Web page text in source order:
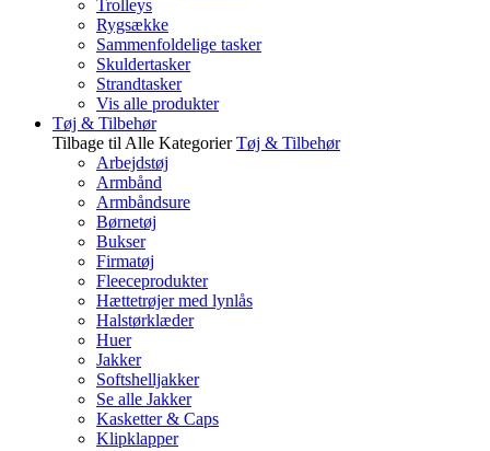
Trolleys
Rygsække
Sammenfoldelige tasker
Skuldertasker
Strandtasker
Vis alle produkter
Tøj & Tilbehør
Tilbage til Alle Kategorier Tøj & Tilbehør
Arbejdstøj
Armbånd
Armbåndsure
Børnetøj
Bukser
Firmatøj
Fleeceprodukter
Hættetrøjer med lynlås
Halstørklæder
Huer
Jakker
Softshelljakker
Se alle Jakker
Kasketter & Caps
Klipklapper